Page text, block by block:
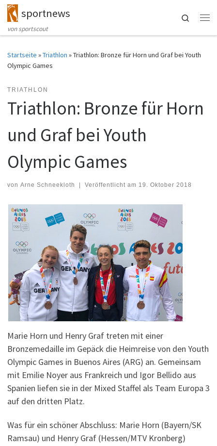
Zum Inhalt springen
sportnews
von sportscout
Search
Startseite »Triathlon »Triathlon: Bronze für Horn und Graf bei Youth
Olympic Games
TRIATHLON
Triathlon: Bronze für Horn
und Graf bei Youth
Olympic Games
von Arne Schneekloth | Veröffentlicht am 19. Oktober 2018
Marie Horn und Henry Graf treten mit einer
Bronzemedaille im Gepäck die Heimreise von den Youth
Olympic Games in Buenos Aires (ARG) an. Gemeinsam
mit Emilie Noyer aus Frankreich und Igor Bellido aus
Spanien liefen sie in der Mixed Staffel als Team Europa 3
auf den dritten Platz.
Was für ein schöner Abschluss: Marie Horn (Bayern/SK
Ramsau) und Henry Graf (Hessen/MTV Kronberg)